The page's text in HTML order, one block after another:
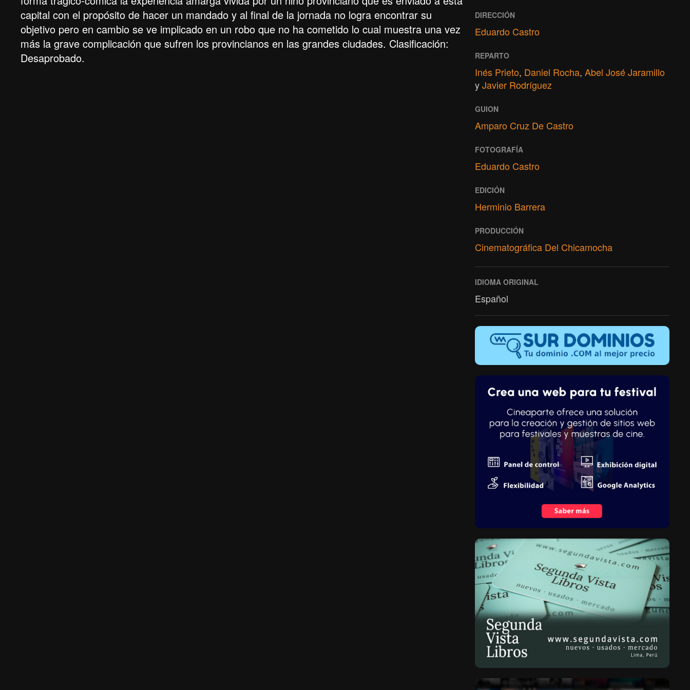
capital con el propósito de hacer un mandado y al final de la jornada no logra encontrar su
objetivo pero en cambio se ve implicado en un robo que no ha cometido lo cual muestra una vez
más la grave complicación que sufren los provincianos en las grandes ciudades. Clasificación:
Desaprobado.
DIRECCIÓN
Eduardo Castro
REPARTO
Inés Prieto, Daniel Rocha, Abel José Jaramillo
yJavier Rodríguez
GUION
Amparo Cruz De Castro
FOTOGRAFÍA
Eduardo Castro
EDICIÓN
Herminio Barrera
PRODUCCIÓN
Cinematográfica Del Chicamocha
IDIOMA ORIGINAL
Español